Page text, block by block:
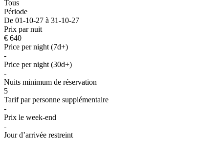
Tous
Période
De 01-10-27 à 31-10-27
Prix par nuit
€ 640
Price per night (7d+)
-
Price per night (30d+)
-
Nuits minimum de réservation
5
Tarif par personne supplémentaire
-
Prix le week-end
-
Jour d’arrivée restreint